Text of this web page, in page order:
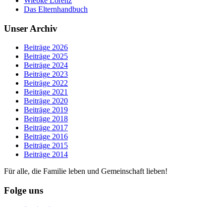
Das Elternhandbuch
Unser Archiv
Beiträge 2026
Beiträge 2025
Beiträge 2024
Beiträge 2023
Beiträge 2022
Beiträge 2021
Beiträge 2020
Beiträge 2019
Beiträge 2018
Beiträge 2017
Beiträge 2016
Beiträge 2015
Beiträge 2014
Für alle, die Familie leben und Gemeinschaft lieben!
Folge uns